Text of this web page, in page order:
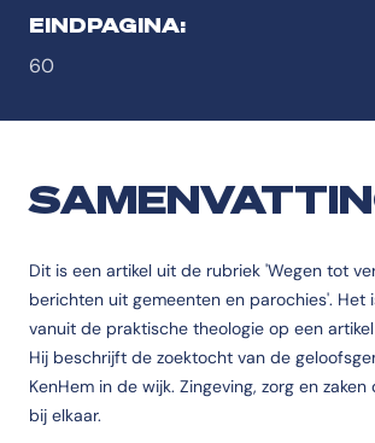
EINDPAGINA:
60
Dit is een artikel uit de rubriek 'Wegen tot
berichten uit gemeenten en parochies'. Het
vanuit de praktische theologie op een artikel
Hij beschrijft de zoektocht van de
KenHem in de wijk. Zingeving, zorg en
bij elkaar.